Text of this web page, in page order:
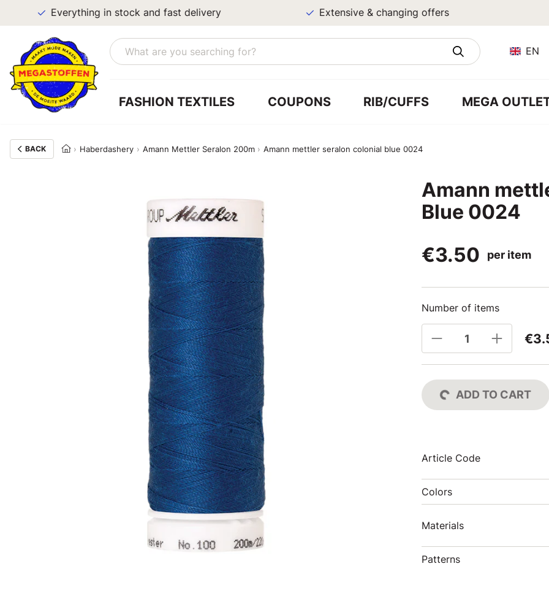
Everything in stock and fast delivery Extensive & changing offers
EN
FASHION TEXTILES COUPONS RIB/CUFFS MEGA
BACK Haberdashery Amann Mettler Seralon 200m Amann mettler seralon colonial blue 0024
Amann
Blue 0024
€3.50
per item
Number of items
ADD TO CART
Article Code
Colors
Materials
Patterns